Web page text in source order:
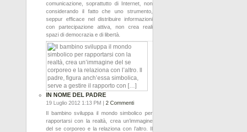
comunicazione, soprattutto di Internet, non
considerando il fatto che uno strumento,
seppur efficace nel distribuire informazioni
con partecipazione attiva, non crea reali
spazi di democrazia e di libertà.
IN NOME DEL PADRE
19 Luglio 2012 1:13 PM | 2 Commenti
Il bambino sviluppa il mondo simbolico per
rapportarsi con la realtà, crea un’immagine
del se corporeo e la relaziona con l’altro. Il